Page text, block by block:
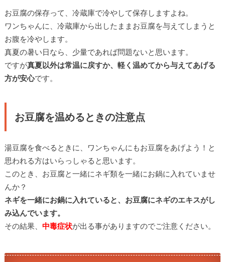
お豆腐の保存って、冷蔵庫で冷やして保存しますよね。
ワンちゃんに、冷蔵庫から出したままお豆腐を与えてしまうと
お腹を冷やします。
真夏の暑い日なら、少量であれば問題ないと思います。
ですが真夏以外は常温に戻すか、軽く温めてから与えてあげる
方が安心です。
お豆腐を温めるときの注意点
湯豆腐を食べるときに、ワンちゃんにもお豆腐をあげよう！と
思われる方はいらっしゃると思います。
このとき、お豆腐と一緒にネギ類を一緒にお鍋に入れていませ
んか？
ネギを一緒にお鍋に入れていると、お豆腐にネギのエキスがし
み込んでいます。
その結果、 中毒症状が出る事がありますのでご注意ください。